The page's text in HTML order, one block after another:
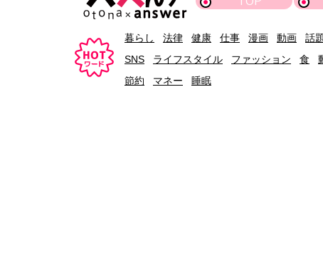
暮らし 法律 健康 仕事 漫画 動画 話
SNS
ライフスタイル ファッション 食
節約
マネー 睡眠